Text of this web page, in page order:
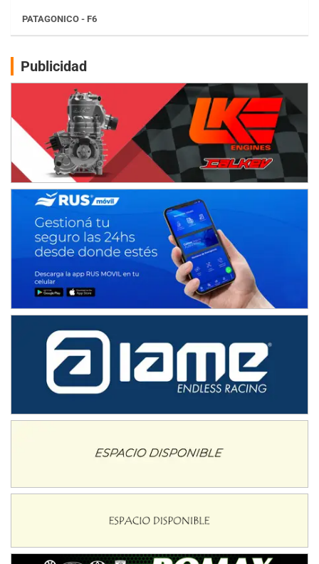
Juventud Unida (Tierra)
Humboldt (Santa Fe)
NORESTE SANTAFESINO - F6
Ciudad de Avellaneda (Asfalto)
Avellaneda (Santa Fe)
SUR SANTAFESINO - F4
José Samuel Sánchez (Tierra)
Rufino (Santa Fe)
TUCUMANO - F5
Juan Navarro (Asfalto)
El Timbó (Tucumán)
COBERTURA ESPECIAL DE E-KART.COM.AR
08/09-AGO
IAME SERIES ARGENTINA 6
Ramiro Tot (Asfalto)
Baradero (Buenos Aires)
KDO - F6
Ciudad de Trenque Lauquen (Asfalto)
Trenque Lauquen (Buenos Aires)
ENTRERRIANO - F6 (POSTERGADA)
Parque de la Velocidad (Asfalto)
Villaguay (Entre Ríos)
VICTORIENSE - F7
Moto Club Reginense (Tierra)
Juventud Unida (Tierra)
Humboldt (Santa Fe)
Publicidad